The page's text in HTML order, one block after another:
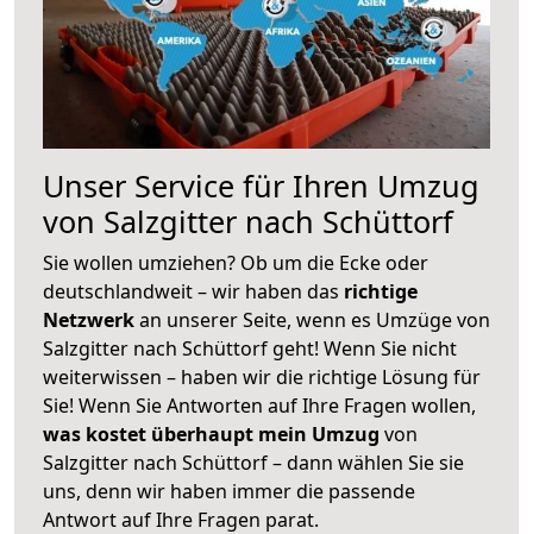
Unser Service für Ihren Umzug
von Salzgitter nach Schüttorf
Sie wollen umziehen? Ob um die Ecke oder
deutschlandweit – wir haben das richtige
Netzwerkan unserer Seite, wenn es Umzüge von
Salzgitter nach Schüttorf geht! Wenn Sie nicht
weiterwissen – haben wir die richtige Lösung für
Sie! Wenn Sie Antworten auf Ihre Fragen wollen,
was kostet überhaupt mein Umzug von
Salzgitter nach Schüttorf – dann wählen Sie sie
uns, denn wir haben immer die passende
Antwort auf Ihre Fragen parat.